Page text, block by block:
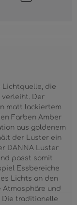
Lichtquelle, die
verleiht. Der
matt lackiertem
Farben Amber
aus goldenem
der Luster ein
DANNA Luster
passt somit
Essbereiche
Lichts an den
und
Die traditionelle